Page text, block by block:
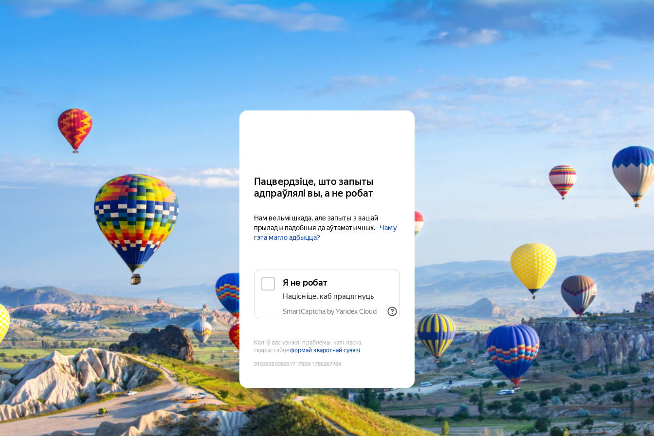
Пацвердзіце, што запыты
адпраўлялі вы, а не робат
Нам вельмі шкада, але запыты з вашай
прылады падобныя да аўтаматычных.
Чаму
гэта магло адбыцца?
Я не робат
Націсніце, каб працягнуць
SmartCaptcha by Yandex Cloud
Калі ў вас узніклі праблемы, калі ласка,
скарыстайцеформай зваротнай сувязі
9193936008931717959:1786267764